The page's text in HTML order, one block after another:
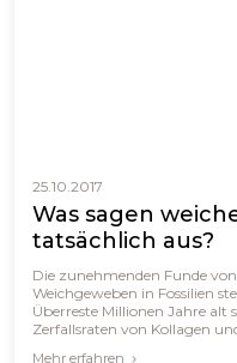
25.10.2017
Was sagen
tatsächlich aus?
Die zunehmenden Funde
Weichgeweben in Fossilien
Überreste Millionen Jahre alt
Zerfallsraten von Kollagen
Mehr erfahren